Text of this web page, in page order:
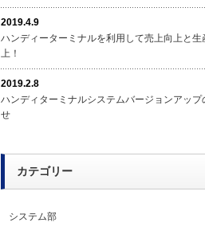
2019.4.9
ハンディーターミナルを利用して売上向上と生
上！
2019.2.8
ハンディターミナルシステムバージョンアップ
せ
カテゴリー
システム部